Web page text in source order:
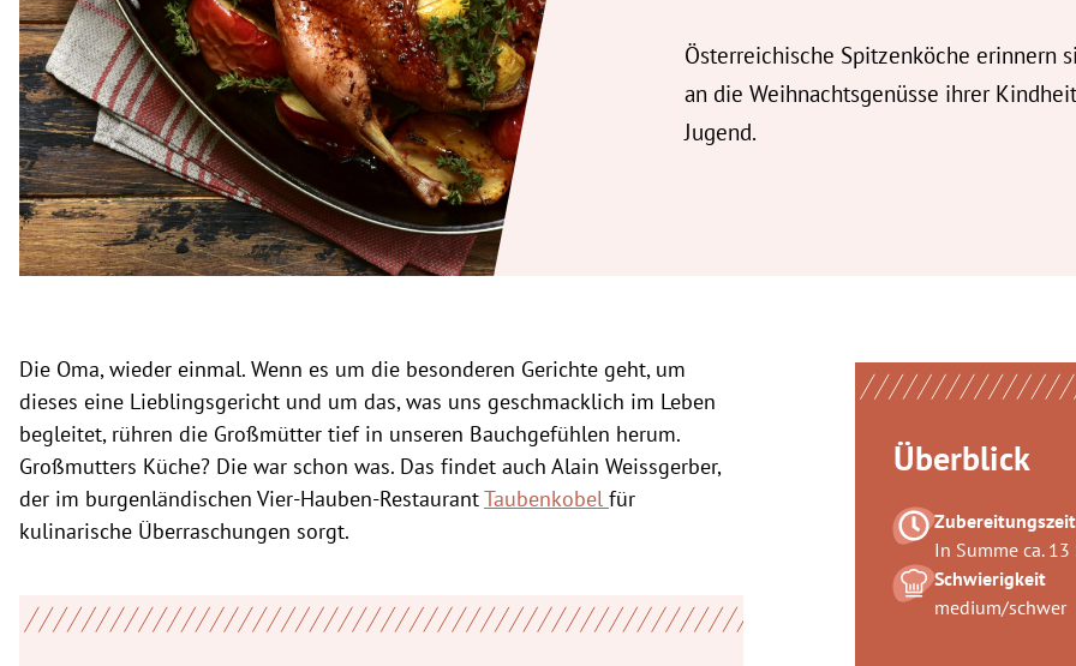
Untermenü
Untermenü
Untermenü
Untermenü
Untermenü
Untermenü
Untermenü
Österreichische Spitzenköche erinnern
an die Weihnachtsgenüsse ihrer
Jugend.
Die Oma, wieder einmal. Wenn es um die besonderen Gerichte geht, um
dieses eine Lieblingsgericht und um das, was uns geschmacklich im Leben
begleitet, rühren die Großmütter tief in unseren Bauchgefühlen herum.
Großmutters Küche? Die war schon was. Das findet auch Alain Weissgerber,
der im burgenländischen Vier-Hauben-RestaurantTaubenkobel für
kulinarische Überraschungen sorgt.
Überblick
Zubereitungszeit
In Summe ca.
Schwierigkeit
medium/schwer